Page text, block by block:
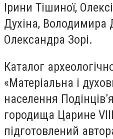
Ірини Тішиної,
Духіна, Володимира
Олександра Зорі.
Каталог
«Матеріальна і
населення
городища Царине
підготовлений